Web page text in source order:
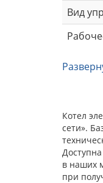
Вид
Котел
сети».
в наших
при